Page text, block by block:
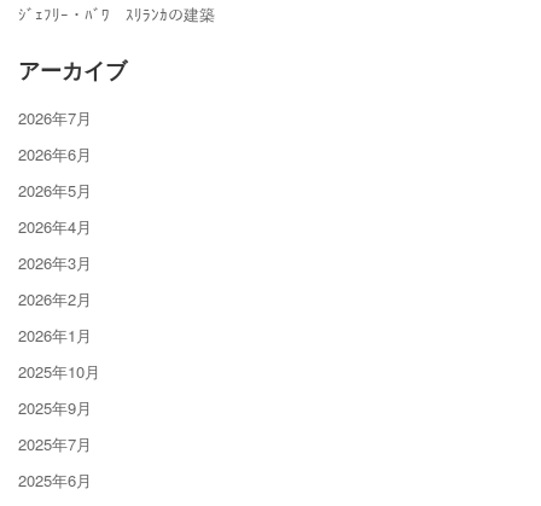
ｼﾞｪﾌﾘｰ・ﾊﾞﾜ ｽﾘﾗﾝｶの建築
アーカイブ
2026年7月
2026年6月
2026年5月
2026年4月
2026年3月
2026年2月
2026年1月
2025年10月
2025年9月
2025年7月
2025年6月